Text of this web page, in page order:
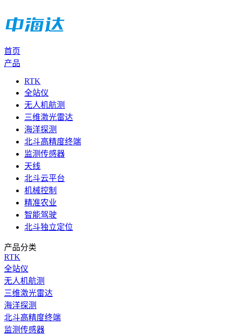
首页
产品
RTK
全站仪
无人机航测
三维激光雷达
海洋探测
北斗高精度终端
监测传感器
天线
北斗云平台
机械控制
精准农业
智能驾驶
北斗独立定位
产品分类
RTK
全站仪
无人机航测
三维激光雷达
海洋探测
北斗高精度终端
监测传感器